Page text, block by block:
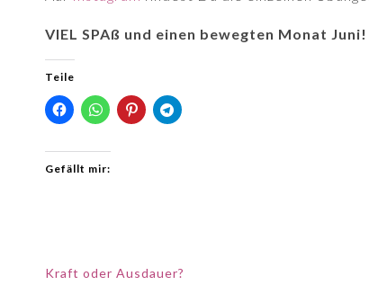
VIEL SPAß und einen bewegten Monat Juni!
Teile
Gefällt mir:
Kraft oder Ausdauer?